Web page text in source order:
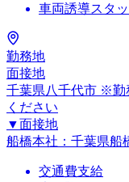
車両誘導スタ
勤務地
面接地
千葉県八千代市 ※勤
ください
▼面接地
船橋本社：千葉県船
交通費支給